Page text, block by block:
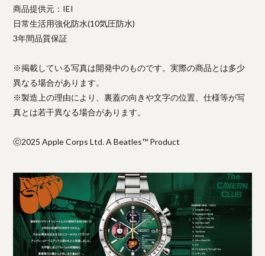
商品提供元：IEI
日常生活用強化防水(10気圧防水)
3年間品質保証
※掲載している写真は開発中のものです。実際の商品とは多少
異なる場合があります。
※製造上の理由により、裏蓋の向きや文字の位置、仕様等が写
真とは若干異なる場合があります。
ⓒ2025 Apple Corps Ltd. A Beatles™ Product